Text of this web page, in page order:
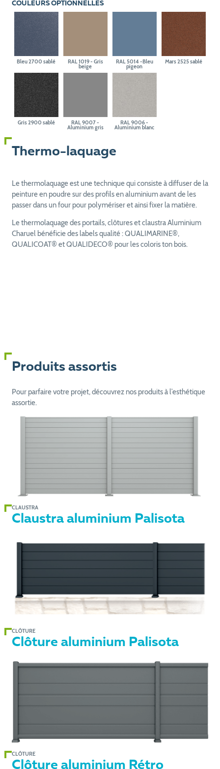
COULEURS OPTIONNELLES
Bleu 2700 sablé RAL 1019 - Gris
beige
RAL 5014 -Bleu
pigeon
Mars 2525 sablé
Gris 2900 sablé RAL 9007 -
Aluminium gris
RAL 9006 -
Aluminium blanc
Thermo-laquage
Le thermolaquage est une technique qui consiste à diffuser de la
peinture en poudre sur des profils en aluminium avant de les
passer dans un four pour polymériser et ainsi fixer la matière.
Le thermolaquage des portails, clôtures et claustra Aluminium
Charuel bénéficie des labels qualité : QUALIMARINE®,
QUALICOAT® et QUALIDECO® pour les coloris ton bois.
Produits assortis
Pour parfaire votre projet, découvrez nos produits à l’esthétique
assortie.
CLAUSTRA
Claustra aluminium Palisota
CLÔTURE
Clôture aluminium Palisota
CLÔTURE
Clôture aluminium Rétro